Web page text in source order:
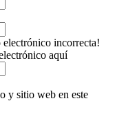
incorrecta!
aquí
y sitio web en este